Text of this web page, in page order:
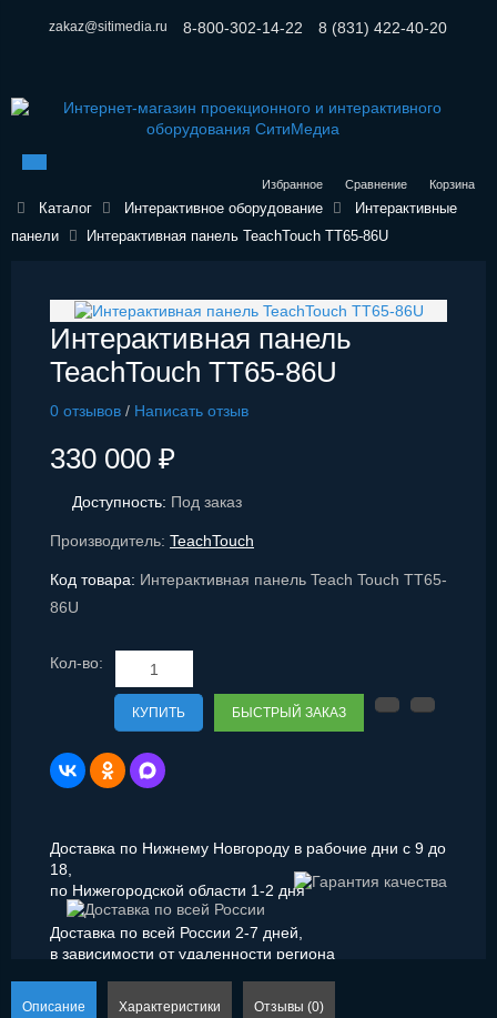
8 (831) 422-40-20
8-800-302-14-22
zakaz@sitimedia.ru
Корзина
Сравнение
Избранное
Каталог Интерактивное оборудование
Интерактивные
панели
Интерактивная панель TeachTouch TT65-86U
Интерактивная панель
TeachTouch TT65-86U
0 отзывов / Написать отзыв
330 000 ₽
Доступность: Под заказ
Производитель: TeachTouch
Код товара: Интерактивная панель Teach Touch TT65-
86U
Кол-во:
КУПИТЬ БЫСТРЫЙ ЗАКАЗ
Доставка по Нижнему Новгороду в рабочие дни с 9 до
18,
по Нижегородской области 1-2 дня
Доставка по всей России 2-7 дней,
в зависимости от удаленности региона
Описание Характеристики Отзывы (0)